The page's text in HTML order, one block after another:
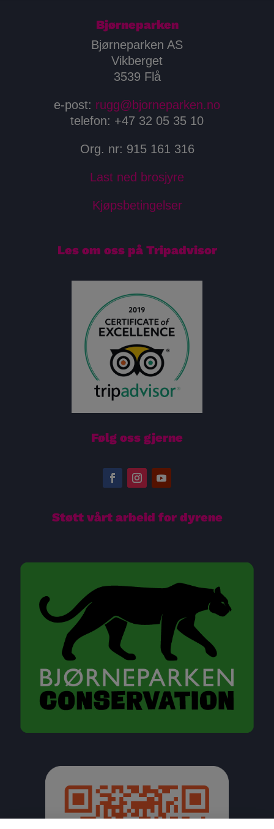
Bjørneparken
Bjørneparken AS
Vikberget
3539 Flå
e-post: rugg@bjorneparken.no
telefon: +47 32 05 35 10
Org. nr: 915 161 316
Last ned brosjyre
Kjøpsbetingelser
Les om oss på Tripadvisor
Følg oss gjerne
Støtt vårt arbeid for dyrene